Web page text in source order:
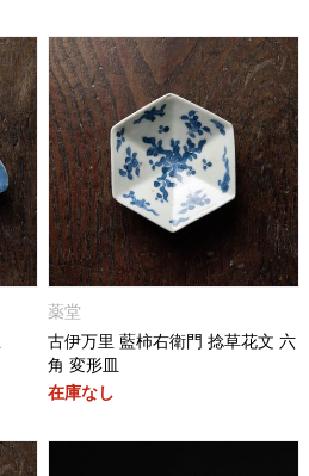
薬堂
古伊万里 藍柿右衛門 捻草花文 六
角 変形皿
在庫なし